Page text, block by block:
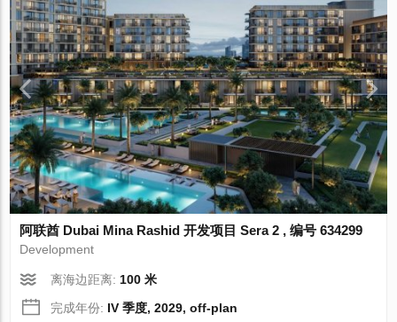
阿联酋 Dubai Mina Rashid 开发项目 Sera 2 , 编号 634299
Development
离海边距离: 100 米
完成年份: IV 季度, 2029, off-plan